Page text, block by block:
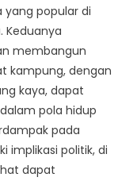
yang popular di
Keduanya
membangun
kampung, dengan
kaya, dapat
pola hidup
pada
implikasi politik, di
dapat